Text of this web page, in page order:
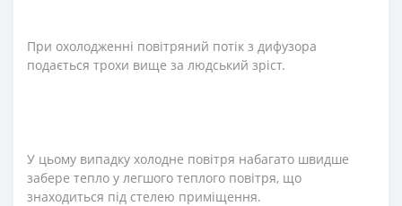
При охолодженні повітряний потік з дифузора
подається трохи вище за людський зріст.
У цьому випадку холодне повітря набагато швидше
забере тепло у легшого теплого повітря, що
знаходиться під стелею приміщення.